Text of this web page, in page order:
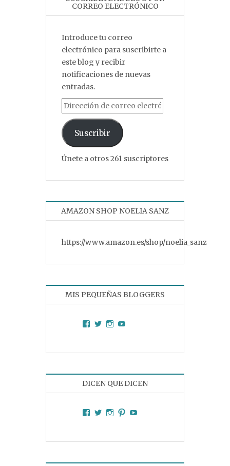
CORREO ELECTRÓNICO
Introduce tu correo
electrónico para suscribirte a
este blog y recibir
notificaciones de nuevas
entradas.
Dirección de correo electrónico
Suscribir
Únete a otros 261 suscriptores
AMAZON SHOP NOELIA SANZ
https://www.amazon.es/shop/noelia_sanz
MIS PEQUEÑAS BLOGGERS
Facebook
TwitterInstagram
DICEN QUE DICEN
Facebook
TwitterInstagram
Pinterest